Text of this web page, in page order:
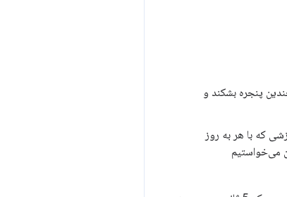
پنجره بشکند و
که با هر به روز
می‌خواستیم